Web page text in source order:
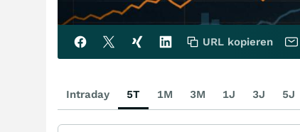
URL kopieren
Intraday 5T 1M 3M 1J 3J 5J